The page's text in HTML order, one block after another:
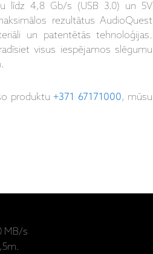
līdz 4,8 Gb/s (USB 3.0) un 5V
rezultātus AudioQuest
un patentētās tehnoloģijas.
visus iespējamos slēgumu
produktu+371 67171000, mūsu
MB/s